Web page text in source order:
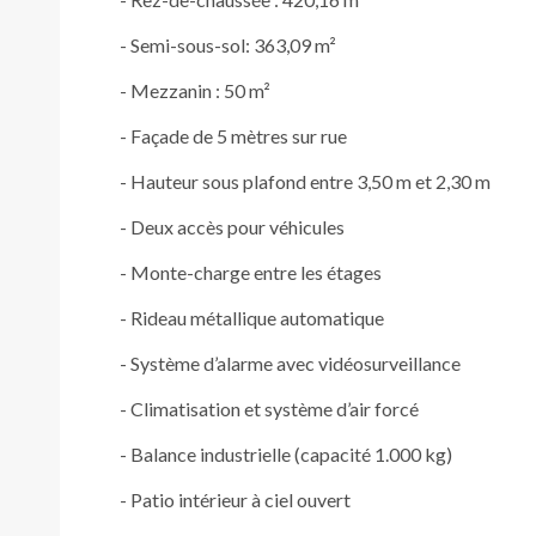
- Semi-sous-sol: 363,09 m²
- Mezzanin : 50 m²
- Façade de 5 mètres sur rue
- Hauteur sous plafond entre 3,50 m et 2,30 m
- Deux accès pour véhicules
- Monte-charge entre les étages
- Rideau métallique automatique
- Système d’alarme avec vidéosurveillance
- Climatisation et système d’air forcé
- Balance industrielle (capacité 1.000 kg)
- Patio intérieur à ciel ouvert